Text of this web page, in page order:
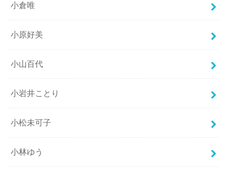
小倉唯
小原好美
小山百代
小岩井ことり
小松未可子
小林ゆう